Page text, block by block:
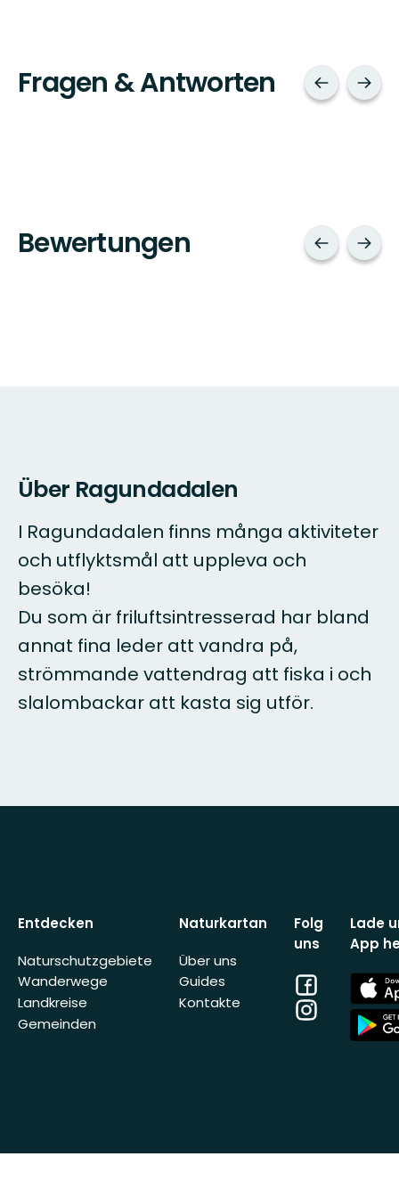
Fragen & Antworten
Bewertungen
Über Ragundadalen
I Ragundadalen finns många aktiviteter
och utflyktsmål att uppleva och
besöka!
Du som är friluftsintresserad har bland
annat fina leder att vandra på,
strömmande vattendrag att fiska i och
slalombackar att kasta sig utför.
Entdecken
Naturschutzgebiete
Wanderwege
Landkreise
Gemeinden
Naturkartan
Über uns
Guides
Kontakte
Folg
uns
Facebook
Instagram
Lade
App
App
Store
App
Store